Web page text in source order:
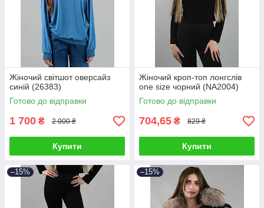
Жіночий світшот оверсайз
синій (26383)
Готово до відправки
1 700 ₴ 2 000 ₴
Купити
Жіночий кроп-топ лонгслів
one size чорний (NA2004)
Готово до відправки
704,65 ₴ 829 ₴
Купити
–15% –15%